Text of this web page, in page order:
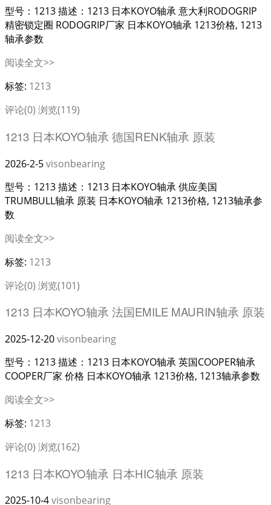
型号：1213 描述：1213 日本KOYO轴承 意大利RODOGRIP
精密锁定圈 RODOGRIP厂家 日本KOYO轴承 1213价格, 1213
轴承参数
阅读全文>>
标签: 1213
评论(0) 浏览(119)
1213 日本KOYO轴承 德国RENK轴承 原装
2026-2-5visonbearing
型号：1213 描述：1213 日本KOYO轴承 供应美国
TRUMBULL轴承 原装 日本KOYO轴承 1213价格, 1213轴承参
数
阅读全文>>
标签: 1213
评论(0) 浏览(101)
1213 日本KOYO轴承 法国EMILE MAURIN轴承 原装
2025-12-20visonbearing
型号：1213 描述：1213 日本KOYO轴承 英国COOPER轴承
COOPER厂家 价格 日本KOYO轴承 1213价格, 1213轴承参数
阅读全文>>
标签: 1213
评论(0) 浏览(162)
1213 日本KOYO轴承 日本HIC轴承 原装
2025-10-4visonbearing